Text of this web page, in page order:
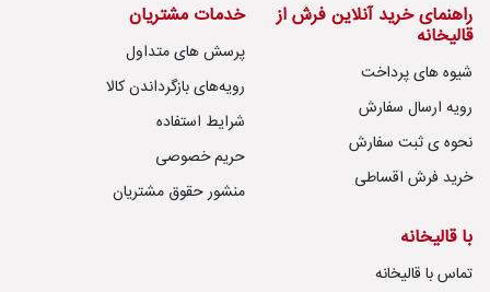
راهنمای خرید آنلاین فرش از
قالیخانه
شیوه های پرداخت
رویه ارسال سفارش
نحوه ی ثبت سفارش
خرید فرش اقساطی
خدمات مشتریان
پرسش های متداول
رویه‌های بازگرداندن کالا
شرایط استفاده
حریم خصوصی
منشور حقوق مشتریان
با قالیخانه
تماس با قالیخانه